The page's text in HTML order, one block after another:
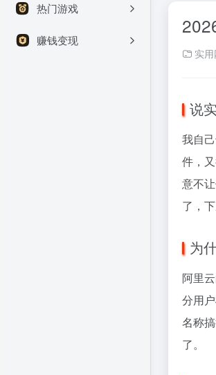
热门游戏
赚钱变现
实
说
我自
件，
意不
了，下
为
阿里
分用
名称
了。